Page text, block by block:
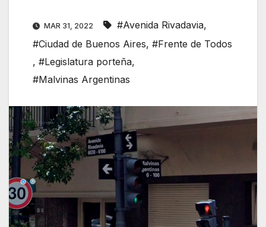
MAR 31, 2022 #Avenida Rivadavia,
#Ciudad de Buenos Aires, #Frente de Todos
, #Legislatura porteña,
#Malvinas Argentinas